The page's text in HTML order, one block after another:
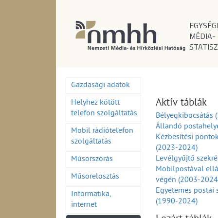
MÉDIA-
Gazdasági adatok
Helyhez kötött
telefon szolgáltatás
Mobil rádiótelefon
szolgáltatás
Műsorszórás
Műsorelosztás
Informatika,
internet
Aktív táblák
Bélyegkibocsátás
Állandó
Kézbesítési
(2023-2024)
Levélgyűjtő
Mobilpostával
végén (2003-
Egyetemes
(1990-2024)
Egyetemes postai